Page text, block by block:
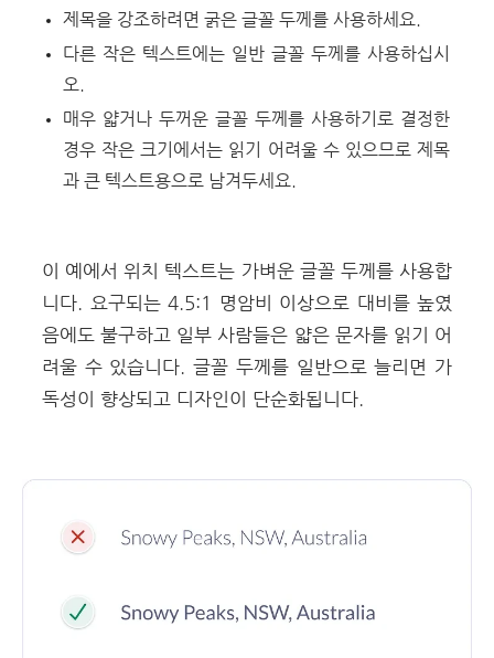
제목을 강조하려면 굵은 글꼴 두께를 사용하세요.
다른 작은 텍스트에는 일반 글꼴 두께를 사용하십시
오.
매우 얇거나 두꺼운 글꼴 두께를 사용하기로 결정한
경우 작은 크기에서는 읽기 어려울 수 있으므로 제목
과 큰 텍스트용으로 남겨두세요.
이 예에서 위치 텍스트는 가벼운 글꼴 두께를 사용합
니다. 요구되는 4.5:1 명암비 이상으로 대비를 높였
음에도 불구하고 일부 사람들은 얇은 문자를 읽기 어
려울 수 있습니다. 글꼴 두께를 일반으로 늘리면 가
독성이 향상되고 디자인이 단순화됩니다.